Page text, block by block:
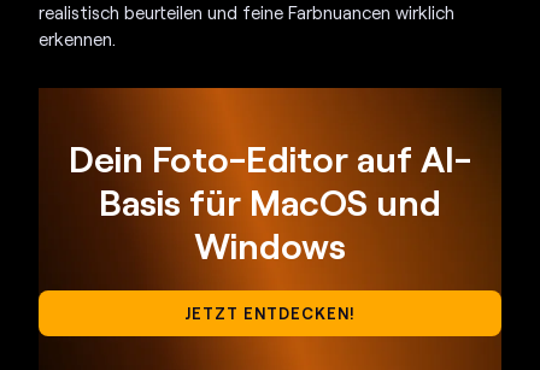
realistisch beurteilen und feine Farbnuancen wirklich
erkennen.
Dein Foto-Editor auf AI-
Basis für MacOS und
Windows
JETZT ENTDECKEN!